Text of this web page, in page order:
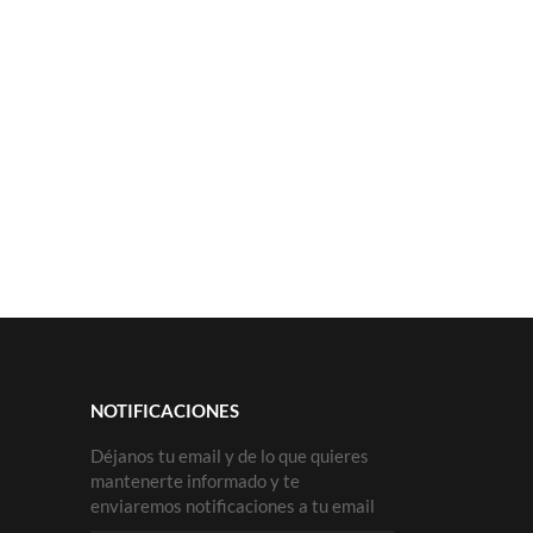
NOTIFICACIONES
Déjanos tu email y de lo que quieres
mantenerte informado y te
enviaremos notificaciones a tu email